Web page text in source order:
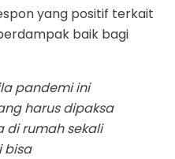
yang positif terkait
baik bagi
pandemi ini
harus dipaksa
di rumah sekali
bisa